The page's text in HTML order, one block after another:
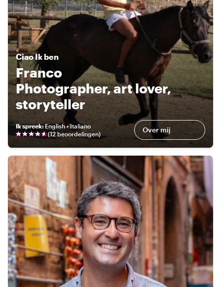
CiaoIk ben
Franco
Photographer, art lover,
storyteller
Ik spreek:English • Italiano
(12 beoordelingen) Over mij